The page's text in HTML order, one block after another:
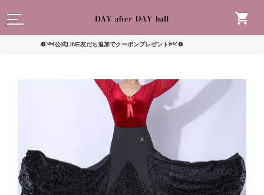
❁༺公式LINE友だち追加でクーポンプレゼント༻❁